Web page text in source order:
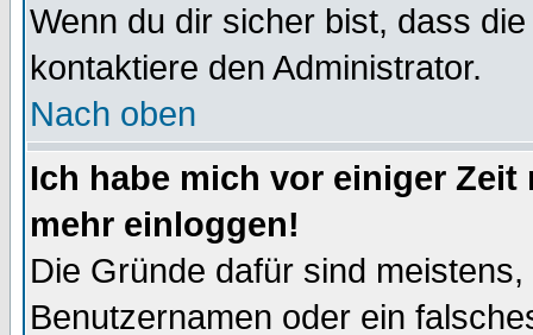
Wenn du dir sicher bist, dass
kontaktiere den Administrator.
Nach oben
Ich habe mich vor einiger
mehr einloggen!
Die Gründe dafür sind
Benutzernamen oder ein